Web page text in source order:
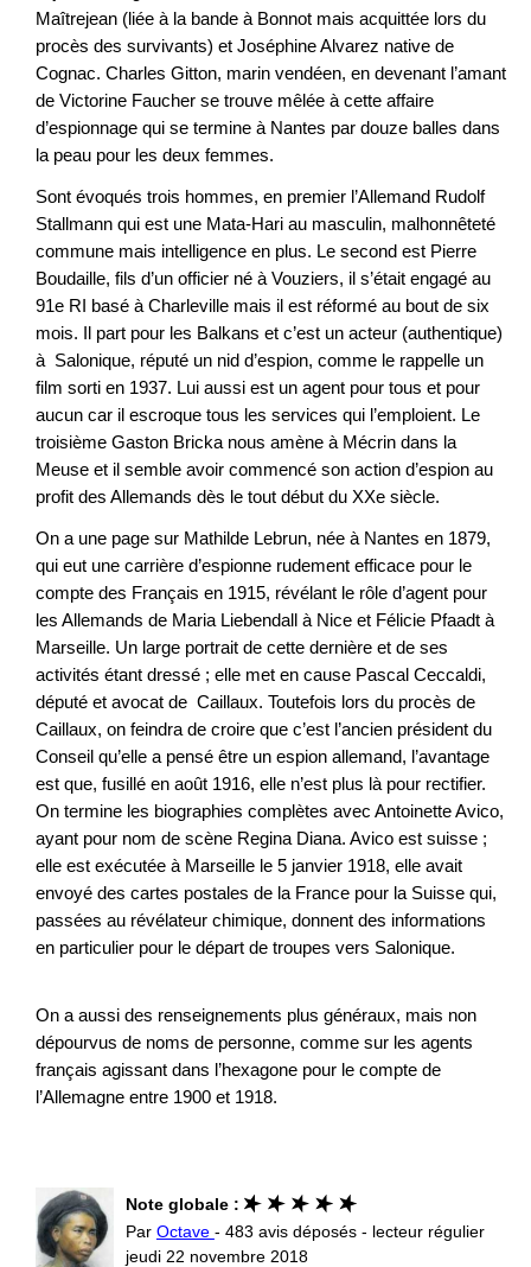
Maîtrejean (liée à la bande à Bonnot mais acquittée lors du
procès des survivants) et Joséphine Alvarez native de
Cognac. Charles Gitton, marin vendéen, en devenant l’amant
de Victorine Faucher se trouve mêlée à cette affaire
d’espionnage qui se termine à Nantes par douze balles dans
la peau pour les deux femmes.
Sont évoqués trois hommes, en premier l’Allemand Rudolf
Stallmann qui est une Mata-Hari au masculin, malhonnêteté
commune mais intelligence en plus. Le second est Pierre
Boudaille, fils d’un officier né à Vouziers, il s’était engagé au
91e RI basé à Charleville mais il est réformé au bout de six
mois. Il part pour les Balkans et c’est un acteur (authentique)
à Salonique, réputé un nid d’espion, comme le rappelle un
film sorti en 1937. Lui aussi est un agent pour tous et pour
aucun car il escroque tous les services qui l’emploient. Le
troisième Gaston Bricka nous amène à Mécrin dans la
Meuse et il semble avoir commencé son action d’espion au
profit des Allemands dès le tout début du XXe siècle.
On a une page sur Mathilde Lebrun, née à Nantes en 1879,
qui eut une carrière d’espionne rudement efficace pour le
compte des Français en 1915, révélant le rôle d’agent pour
les Allemands de Maria Liebendall à Nice et Félicie Pfaadt à
Marseille. Un large portrait de cette dernière et de ses
activités étant dressé ; elle met en cause Pascal Ceccaldi,
député et avocat de Caillaux. Toutefois lors du procès de
Caillaux, on feindra de croire que c’est l’ancien président du
Conseil qu’elle a pensé être un espion allemand, l’avantage
est que, fusillé en août 1916, elle n’est plus là pour rectifier.
On termine les biographies complètes avec Antoinette Avico,
ayant pour nom de scène Regina Diana. Avico est suisse ;
elle est exécutée à Marseille le 5 janvier 1918, elle avait
envoyé des cartes postales de la France pour la Suisse qui,
passées au révélateur chimique, donnent des informations
en particulier pour le départ de troupes vers Salonique.
On a aussi des renseignements plus généraux, mais non
dépourvus de noms de personne, comme sur les agents
français agissant dans l’hexagone pour le compte de
l’Allemagne entre 1900 et 1918.
Note globale :
Par Octave - 483 avis déposés - lecteur régulier
jeudi 22 novembre 2018